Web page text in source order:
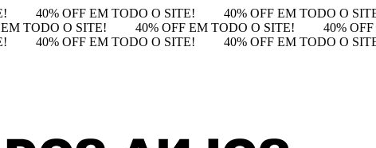
40% OFF EM TODO O SITE! 40% OFF EM TODO O
TODO O SITE! 40% OFF EM TODO O SITE! 40%
40% OFF EM TODO O SITE! 40% OFF EM TODO O